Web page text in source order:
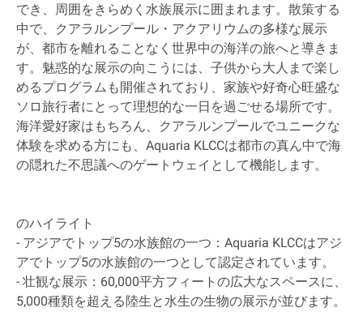
でき、周囲をきらめく水族展示に囲まれます。散策する
中で、クアラルンプール・アクアリウムの多様な展示
が、都市を離れることなく世界中の海洋の旅へと導きま
す。魅惑的な展示の向こうには、子供から大人まで楽し
めるプログラムも開催されており、家族や好奇心旺盛な
ソロ旅行者にとって理想的な一日を過ごせる場所です。
海洋愛好家はもちろん、クアラルンプールでユニークな
体験を求める方にも、Aquaria KLCCは都市の真ん中で海
の隠れた不思議へのゲートウェイとして機能します。
のハイライト
- アジアでトップ5の水族館の一つ：Aquaria KLCCはアジ
アでトップ5の水族館の一つとして認定されています。
- 壮観な展示：60,000平方フィートの広大なスペースに、
5,000種類を超える陸生と水生の生物の展示が並びます。